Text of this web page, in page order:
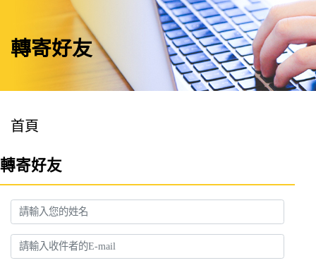
轉寄好友
首頁
轉寄好友
姓名
收件者E-mail